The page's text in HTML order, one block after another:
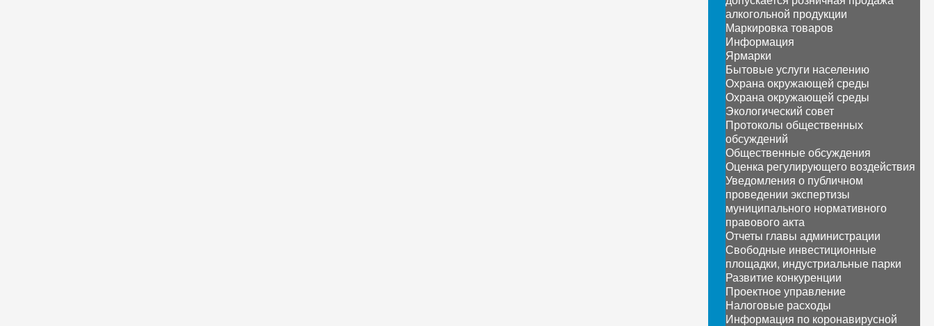
алкогольной продукции
Маркировка товаров
Информация
Ярмарки
Бытовые услуги населению
Охрана окружающей среды
Охрана окружающей среды
Экологический совет
Протоколы общественных
обсуждений
Общественные обсуждения
Оценка регулирующего воздействия
Уведомления о публичном
проведении экспертизы
муниципального нормативного
правового акта
Отчеты главы администрации
Свободные инвестиционные
площадки, индустриальные парки
Развитие конкуренции
Проектное управление
Налоговые расходы
Информация по коронавирусной